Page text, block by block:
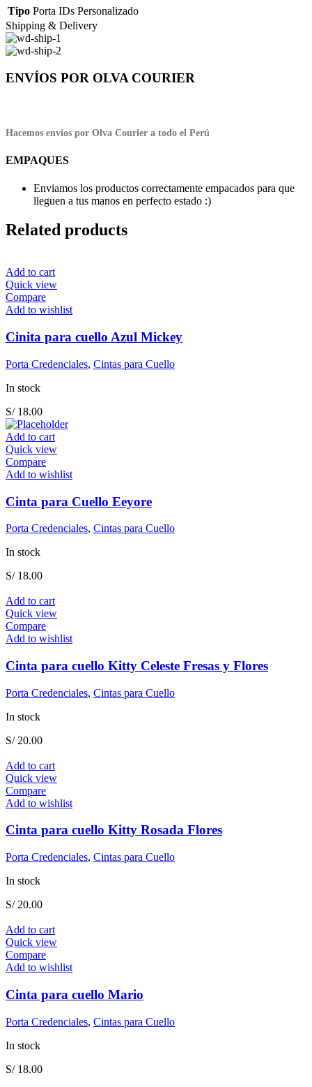
Tipo Porta IDs Personalizado
Shipping & Delivery
ENVÍOS POR OLVA COURIER
Hacemos envíos por Olva Courier a todo el Perú
EMPAQUES
Enviamos los productos correctamente empacados para que
lleguen a tus manos en perfecto estado :)
Related products
Add to cart
Quick view
Compare
Add to wishlist
Cinita para cuello Azul Mickey
Porta Credenciales, Cintas para Cuello
In stock
S/18.00
Add to cart
Quick view
Compare
Add to wishlist
Cinta para Cuello Eeyore
Porta Credenciales, Cintas para Cuello
In stock
S/18.00
Add to cart
Quick view
Compare
Add to wishlist
Cinta para cuello Kitty Celeste Fresas y Flores
Porta Credenciales, Cintas para Cuello
In stock
S/20.00
Add to cart
Quick view
Compare
Add to wishlist
Cinta para cuello Kitty Rosada Flores
Porta Credenciales, Cintas para Cuello
In stock
S/20.00
Add to cart
Quick view
Compare
Add to wishlist
Cinta para cuello Mario
Porta Credenciales, Cintas para Cuello
In stock
S/18.00